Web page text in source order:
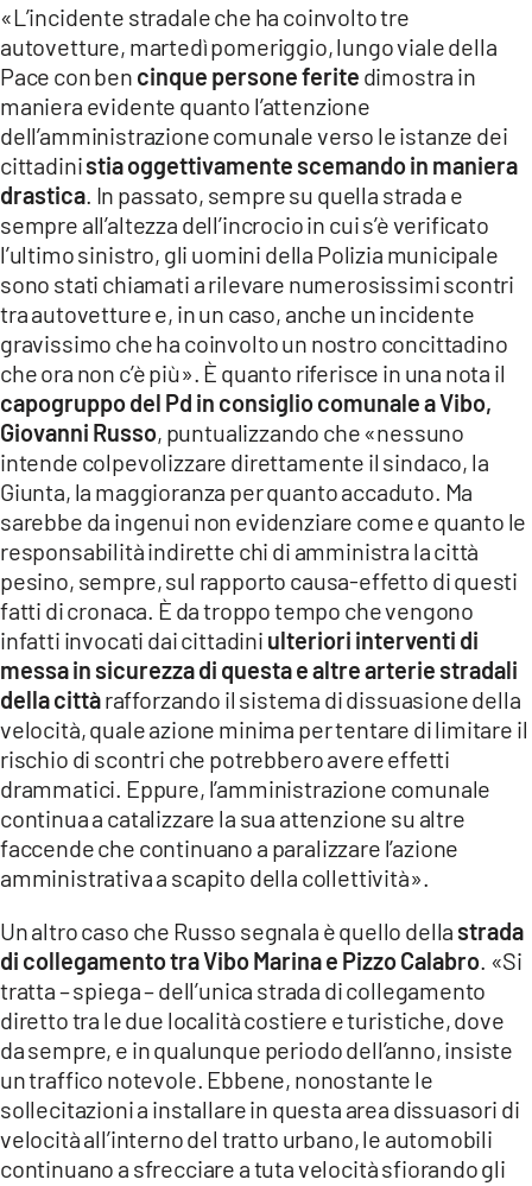
LACTV.IT
LACONAIR.IT
LACITYMAG.IT
ILREGGINO.IT
COSENZACHANNEL.IT
ILVIBONESE.IT
CATANZAROCHANNEL.IT
LACAPITALENEWS.IT
App
ANDROID
APPLE
«L’incidente stradale che ha coinvolto tre
autovetture, martedì pomeriggio, lungo viale della
Pace con ben cinque persone ferite dimostra in
maniera evidente quanto l’attenzione
dell’amministrazione comunale verso le istanze dei
cittadinistia oggettivamente scemando in maniera
drastica . In passato, sempre su quella strada e
sempre all’altezza dell’incrocio in cui s’è verificato
l’ultimo sinistro, gli uomini della Polizia municipale
sono stati chiamati a rilevare numerosissimi scontri
tra autovetture e, in un caso, anche un incidente
gravissimo che ha coinvolto un nostro concittadino
che ora non c’è più». È quanto riferisce in una nota il
capogruppo del Pd in consiglio comunale a Vibo,
Giovanni Russo, puntualizzando che «nessuno
intende colpevolizzare direttamente il sindaco, la
Giunta, la maggioranza per quanto accaduto. Ma
sarebbe da ingenui non evidenziare come e quanto le
responsabilità indirette chi di amministra la città
pesino, sempre, sul rapporto causa-effetto di questi
fatti di cronaca. È da troppo tempo che vengono
infatti invocati dai cittadini ulteriori interventi di
messa in sicurezza di questa e altre arterie stradali
della cittàrafforzando il sistema di dissuasione della
velocità, quale azione minima per tentare di limitare il
rischio di scontri che potrebbero avere effetti
drammatici. Eppure, l’amministrazione comunale
continua a catalizzare la sua attenzione su altre
faccende che continuano a paralizzare l’azione
amministrativa a scapito della collettività».
Un altro caso che Russo segnala è quello della strada
di collegamento tra Vibo Marina e Pizzo Calabro . «Si
tratta – spiega – dell’unica strada di collegamento
diretto tra le due località costiere e turistiche, dove
da sempre, e in qualunque periodo dell’anno, insiste
un traffico notevole. Ebbene, nonostante le
sollecitazioni a installare in questa area dissuasori di
velocità all’interno del tratto urbano, le automobili
continuano a sfrecciare a tuta velocità sfiorando gli